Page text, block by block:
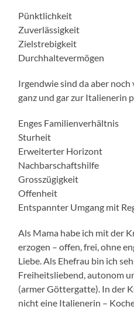
Pünktlichkeit
Zuverlässigkeit
Zielstrebigkeit
Durchhaltevermögen
Irgendwie sind da aber
ganz und gar zur Italienerin
Enges Familienverhältnis
Sturheit
Erweiterter Horizont
Nachbarschaftshilfe
Grosszügigkeit
Offenheit
Entspannter Umgang mit
Als Mama habe ich mit der
erzogen – offen, frei, ohne
Liebe. Als Ehefrau bin ich
Freiheitsliebend, autonom
(armer Göttergatte). In der
nicht eine Italienerin –